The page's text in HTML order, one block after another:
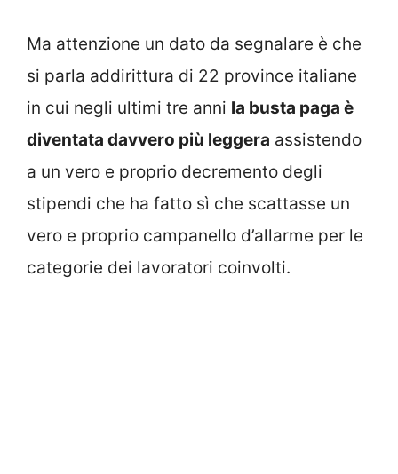
Ma attenzione un dato da segnalare è che
si parla addirittura di 22 province italiane
in cui negli ultimi tre anni la busta paga è
diventata davvero più leggera assistendo
a un vero e proprio decremento degli
stipendi che ha fatto sì che scattasse un
vero e proprio campanello d’allarme per le
categorie dei lavoratori coinvolti.